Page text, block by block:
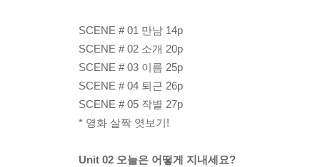
SCENE # 01 만남 14p
SCENE # 02 소개 20p
SCENE # 03 이름 25p
SCENE # 04 퇴근 26p
SCENE # 05 작별 27p
* 영화 살짝 엿보기!
Unit 02 오늘은 어떻게 지내세요?